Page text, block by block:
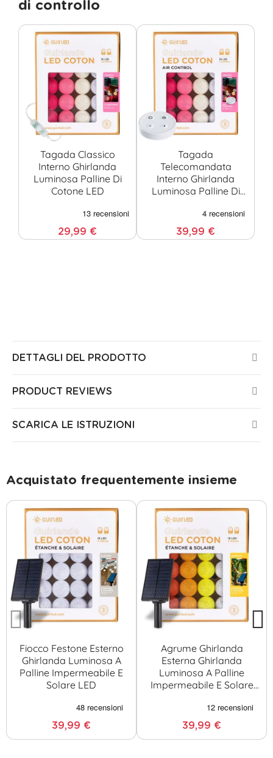
di controllo
Tagada Classico
Interno Ghirlanda
Luminosa Palline Di
Cotone LED
29,99 €
Tagada
Telecomandata
Interno Ghirlanda
Luminosa Palline Di
39,99 €
DETTAGLI DEL PRODOTTO
PRODUCT REVIEWS
SCARICA LE ISTRUZIONI
Acquistato frequentemente insieme
Fiocco Festone Esterno
Ghirlanda Luminosa A
Palline Impermeabile E
Solare LED
39,99 €
Agrume Ghirlanda
Esterna Ghirlanda
Luminosa A Palline
Impermeabile E Solare
39,99 €